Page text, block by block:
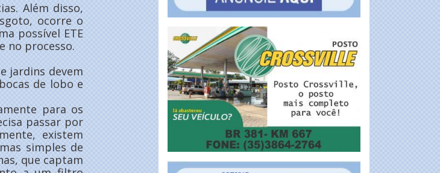
Além disso,
ocorre o
possível ETE
no processo.
jardins devem
de lobo e
para os
passar por
existem
simples de
que captam